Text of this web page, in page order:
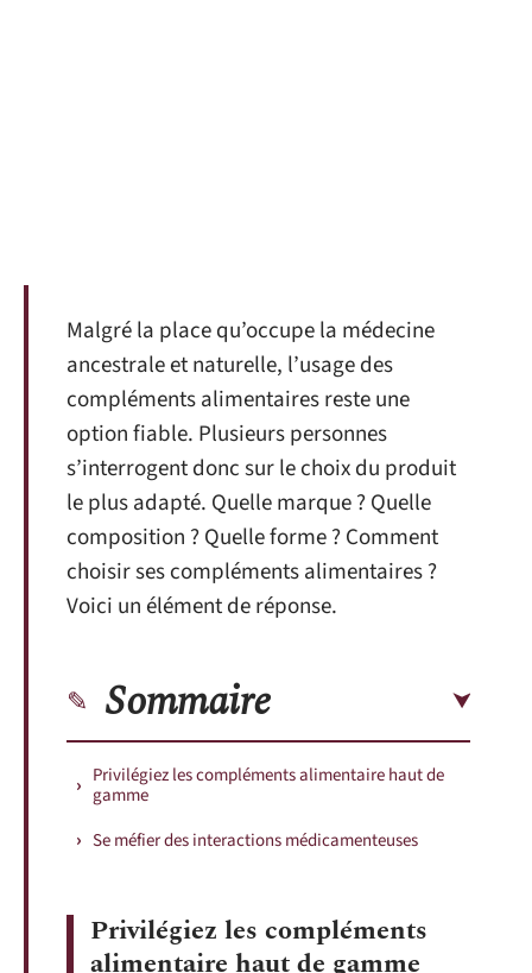
Malgré la place qu’occupe la médecine
ancestrale et naturelle, l’usage des
compléments alimentaires reste une
option fiable. Plusieurs personnes
s’interrogent donc sur le choix du produit
le plus adapté. Quelle marque ? Quelle
composition ? Quelle forme ? Comment
choisir ses compléments alimentaires ?
Voici un élément de réponse.
Sommaire
Privilégiez les compléments alimentaire haut de
gamme
Se méfier des interactions médicamenteuses
Privilégiez les compléments
alimentaire haut de gamme